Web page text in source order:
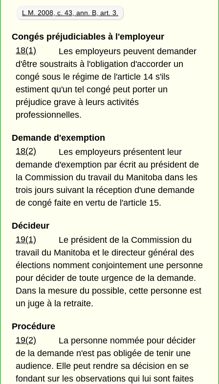
L.M. 2008, c. 43, ann. B, art. 3.
Congés préjudiciables à l'employeur
18(1)
Les employeurs peuvent demander
d'être soustraits à l'obligation d'accorder un
congé sous le régime de l'article 14 s'ils
estiment qu'un tel congé peut porter un
préjudice grave à leurs activités
professionnelles.
Demande d'exemption
18(2)
Les employeurs présentent leur
demande d'exemption par écrit au président de
la Commission du travail du Manitoba dans les
trois jours suivant la réception d'une demande
de congé faite en vertu de l'article 15.
Décideur
19(1)
Le président de la Commission du
travail du Manitoba et le directeur général des
élections nomment conjointement une personne
pour décider de toute urgence de la demande.
Dans la mesure du possible, cette personne est
un juge à la retraite.
Procédure
19(2)
La personne nommée pour décider
de la demande n'est pas obligée de tenir une
audience. Elle peut rendre sa décision en se
fondant sur les observations qui lui sont faites